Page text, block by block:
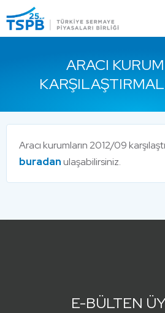
Close
ARACI
Aracı kurumların 2012/09
buradanulaşabilirsiniz.
E-BÜLTEN